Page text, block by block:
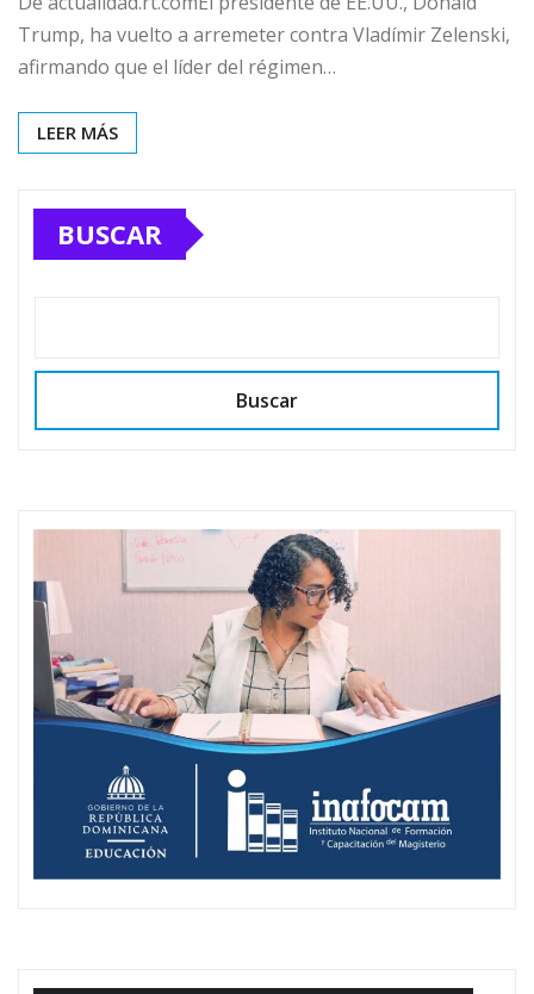
Trump, ha vuelto a arremeter contra Vladímir Zelenski,
afirmando que el líder del régimen…
LEER MÁS
BUSCAR
Buscar